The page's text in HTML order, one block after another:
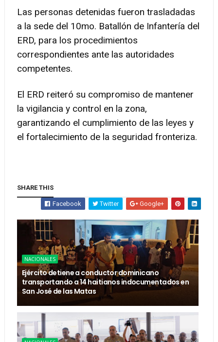
Las personas detenidas fueron trasladadas
a la sede del 10mo. Batallón de Infantería del
ERD, para los procedimientos
correspondientes ante las autoridades
competentes.
El ERD reiteró su compromiso de mantener
la vigilancia y control en la zona,
garantizando el cumplimiento de las leyes y
el fortalecimiento de la seguridad fronteriza.
SHARE THIS
Facebook Twitter Google+
NACIONALES
Ejército detiene a conductor dominicano
transportando a 14 haitianos indocumentados en
San José de las Matas